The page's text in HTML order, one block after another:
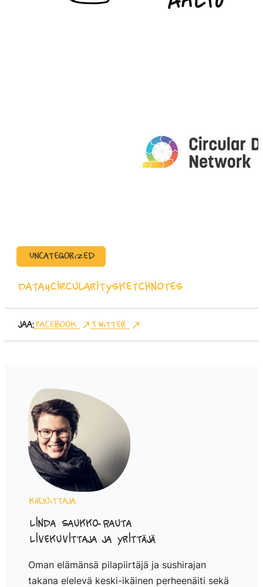
Uncategorized
Data4circularitysketchnotes
Jaa:Facebook Twitter
Kirjoittaja
Linda Saukko-Rauta
Livekuvittaja ja yrittäjä
Oman elämänsä pilapiirtäjä ja sushirajan
takana elelevä keski-ikäinen perheenäiti sekä